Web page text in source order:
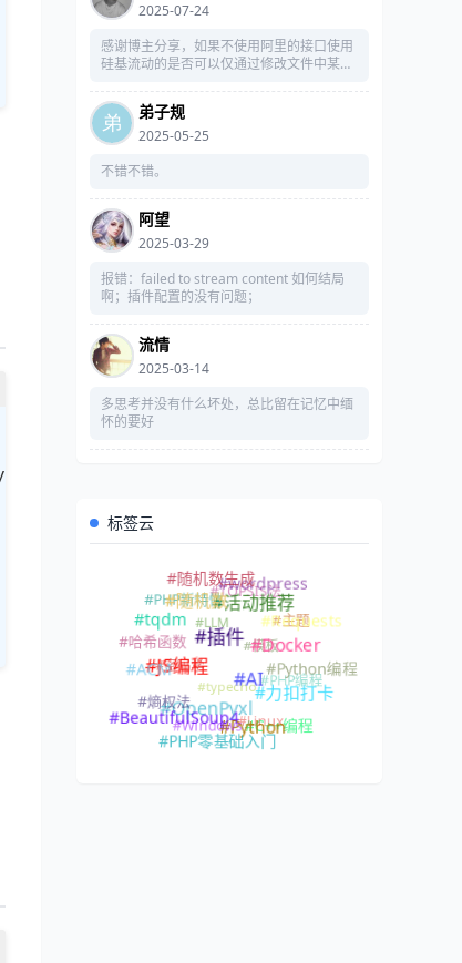
2025-07-24
感谢博主分享，如果不使用阿里的接口使用
硅基流动的是否可以仅通过修改文件中某接
弟子规
2025-05-25
不错不错。
阿望
2025-03-29
报错：failed to stream content 如何结局
啊；插件配置的没有问题；
流情
2025-03-14
多思考并没有什么坏处，总比留在记忆中缅
怀的要好
标签云
#C++编程
#Linux
#PHP编程
#Python编程
#力扣打卡
#Python
#PHP零基础入门
#Windows
#typecho
#模板
#主题
#Requests
#Docker
#AI
#OpenPyxl
#BeautifulSoup4
#熵权法
#密码学
#LLM
#TOPSIS法
#wordpress
#活动推荐
#插件
#JS编程
#ACM
#哈希函数
#PHP新特性
#随机数生成
#随机数
#tqdm